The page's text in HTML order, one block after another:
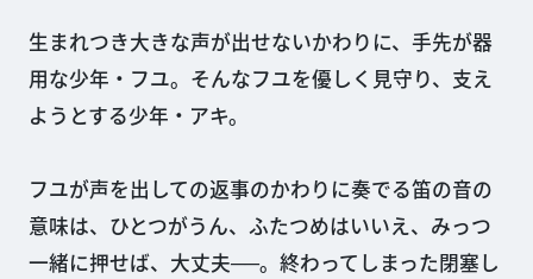
生まれつき大きな声が出せないかわりに、手先が器
用な少年・フユ。そんなフユを優しく見守り、支え
ようとする少年・アキ。
フユが声を出しての返事のかわりに奏でる笛の音の
意味は、ひとつがうん、ふたつめはいいえ、みっつ
一緒に押せば、大丈夫──。終わってしまった閉塞し